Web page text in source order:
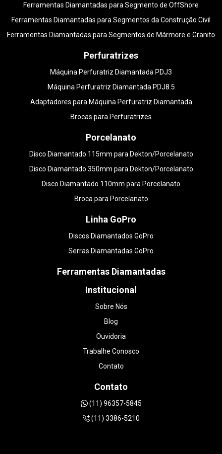
Ferramentas Diamantadas para Segmento de OffShore
Ferramentas Diamantadas para Segmentos da Construção Civil
Ferramentas Diamantadas para Segmentos de Mármore e Granito
Perfuratrizes
Máquina Perfuratriz Diamantada PDJ3
Máquina Perfuratriz Diamantada PDJ8.5
Adaptadores para Máquina Perfuratriz Diamantada
Brocas para Perfuratrizes
Porcelanato
Disco Diamantado 115mm para Dekton/Porcelanato
Disco Diamantado 350mm para Dekton/Porcelanato
Disco Diamantado 110mm para Porcelanato
Broca para Porcelanato
Linha GoPro
Discos Diamantados GoPro
Serras Diamantadas GoPro
Ferramentas Diamantadas
Institucional
Sobre Nós
Blog
Ouvidoria
Trabalhe Conosco
Contato
Contato
(11) 96357-5845
(11) 3386-5210